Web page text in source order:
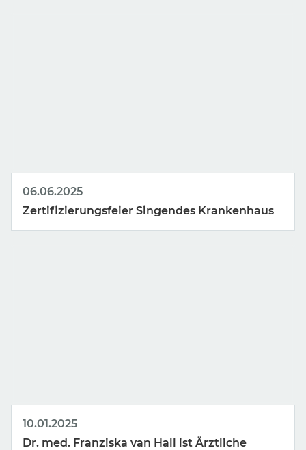
06.06.2025
Zertifizierungsfeier Singendes Krankenhaus
10.01.2025
Dr. med. Franziska van Hall ist Ärztliche